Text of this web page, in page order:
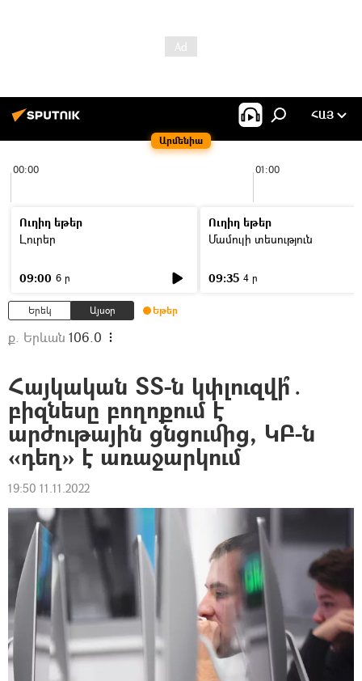
Արմենիա
ՀԱՅ
00:00 01:00
Ուղիղ եթեր
Լուրեր
09:00 6 ր
Ուղիղ եթեր
Մամուլի տեսություն
09:35 4 ր
Երեկ Այսօր Եթեր
ք. Երևան 106.0
Հայկական ՏՏ-ն կփլուզվի՞․
բիզնեսը բողոքում է
արժութային ցնցումից, ԿԲ-ն
«դեղ» է առաջարկում
19:50 11.11.2022